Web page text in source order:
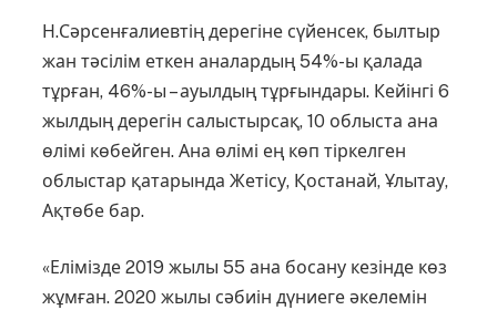
Н.Сәрсенғалиевтің дерегіне сүйенсек, былтыр
жан тәсілім еткен аналардың 54%-ы қалада
тұрған, 46%-ы – ауылдың тұр­ғын­дары. Кейінгі 6
жылдың дерегін салыс­тырсақ, 10 облыста ана
өлімі көбей­ген. Ана өлімі ең көп тіркелген
облыстар қатарында Жетісу, Қостанай, Ұлытау,
Ақтөбе бар.
«Елімізде 2019 жылы 55 ана босану кезінде көз
жұмған. 2020 жылы сәбиін дүниеге әкелемін